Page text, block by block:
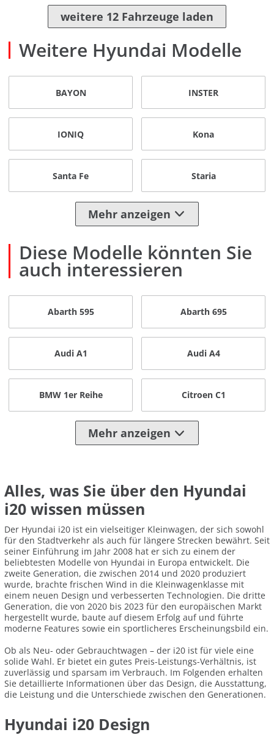
weitere 12 Fahrzeuge laden
Weitere Hyundai Modelle
BAYON INSTER
IONIQ Kona
Santa Fe Staria
Mehr anzeigen
Diese Modelle könnten Sie
auch interessieren
Abarth 595 Abarth 695
Audi A1 Audi A4
BMW 1er Reihe Citroen C1
Mehr anzeigen
Alles, was Sie über den Hyundai
i20 wissen müssen
Der Hyundai i20 ist ein vielseitiger Kleinwagen, der sich sowohl
für den Stadtverkehr als auch für längere Strecken bewährt. Seit
seiner Einführung im Jahr 2008 hat er sich zu einem der
beliebtesten Modelle von Hyundai in Europa entwickelt. Die
zweite Generation, die zwischen 2014 und 2020 produziert
wurde, brachte frischen Wind in die Kleinwagenklasse mit
einem neuen Design und verbesserten Technologien. Die dritte
Generation, die von 2020 bis 2023 für den europäischen Markt
hergestellt wurde, baute auf diesem Erfolg auf und führte
moderne Features sowie ein sportlicheres Erscheinungsbild ein.
Ob als Neu- oder Gebrauchtwagen – der i20 ist für viele eine
solide Wahl. Er bietet ein gutes Preis-Leistungs-Verhältnis, ist
zuverlässig und sparsam im Verbrauch. Im Folgenden erhalten
Sie detaillierte Informationen über das Design, die Ausstattung,
die Leistung und die Unterschiede zwischen den Generationen.
Hyundai i20 Design